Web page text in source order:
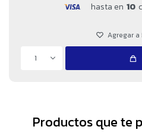
hasta en 10
1
Productos que te